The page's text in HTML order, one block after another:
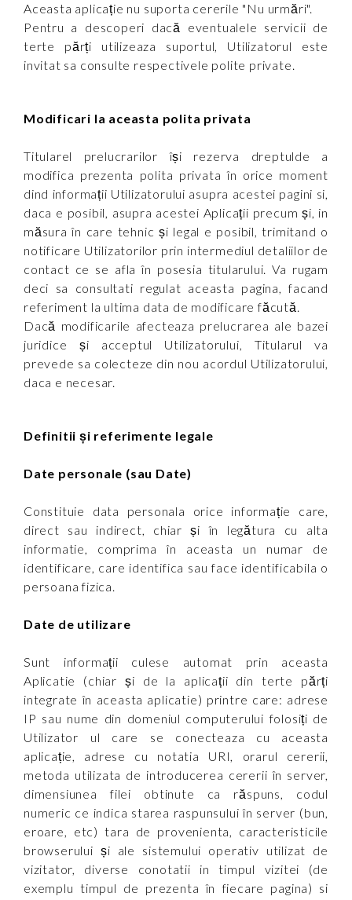
Aceasta aplicație nu suporta cererile "Nu urmări".
Pentru a descoperi dacă eventualele servicii de
terte părți utilizeaza suportul, Utilizatorul este
invitat sa consulte respectivele polite private.
Modificari la aceasta polita privata
Titularel prelucrarilor își rezerva dreptulde a
modifica prezenta polita privata în orice moment
dind informații Utilizatorului asupra acestei pagini si,
daca e posibil, asupra acestei Aplicații precum și, in
măsura în care tehnic și legal e posibil, trimitand o
notificare Utilizatorilor prin intermediul detaliilor de
contact ce se afla în posesia titularului. Va rugam
deci sa consultati regulat aceasta pagina, facand
referiment la ultima data de modificare făcută.
Dacă modificarile afecteaza prelucrarea ale bazei
juridice și acceptul Utilizatorului, Titularul va
prevede sa colecteze din nou acordul Utilizatorului,
daca e necesar.
Definitii și referimente legale
Date personale (sau Date)
Constituie data personala orice informație care,
direct sau indirect, chiar și în legătura cu alta
informatie, comprima în aceasta un numar de
identificare, care identifica sau face identificabila o
persoana fizica.
Date de utilizare
Sunt informații culese automat prin aceasta
Aplicatie (chiar și de la aplicații din terte părți
integrate în aceasta aplicatie) printre care: adrese
IP sau nume din domeniul computerului folosiți de
Utilizator ul care se conecteaza cu aceasta
aplicație, adrese cu notatia URI, orarul cererii,
metoda utilizata de introducerea cererii în server,
dimensiunea filei obtinute ca răspuns, codul
numeric ce indica starea raspunsului în server (bun,
eroare, etc) tara de provenienta, caracteristicile
browserului și ale sistemului operativ utilizat de
vizitator, diverse conotatii in timpul vizitei (de
exemplu timpul de prezenta în fiecare pagina) si